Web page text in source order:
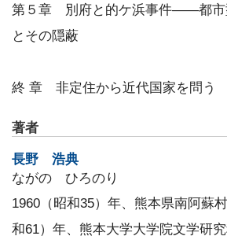
第５章 別府と的ケ浜事件――都市
とその隠蔽
終 章 非定住から近代国家を問う
著者
長野 浩典
ながの ひろのり
1960（昭和35）年、熊本県南阿蘇
和61）年、熊本大学大学院文学研